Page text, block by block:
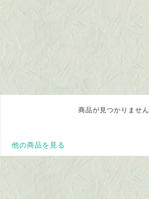
商品が見つかりません
他の商品を見る